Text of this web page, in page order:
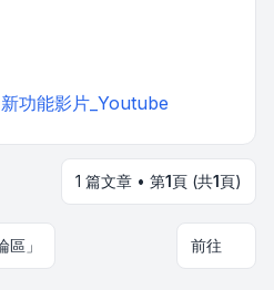
功能影片_Youtube
1 篇文章 • 第1頁 (共1頁)
」 前往